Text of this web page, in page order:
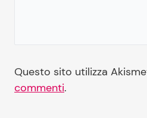
Questo sito utilizza
commenti.